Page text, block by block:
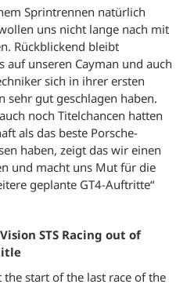
Sprintrennen natürlich
uns nicht lange nach mit
Rückblickend bleibt
auf unseren Cayman und auch
sich in ihrer ersten
sehr gut geschlagen haben.
noch Titelchancen hatten
als das beste Porsche-
haben, zeigt das wir einen
und macht uns Mut für die
geplante GT4-Auftritte“
STS Racing out of
start of the last race of the